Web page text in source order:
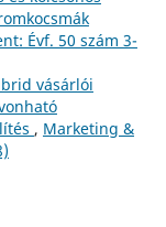
Évf. 50 szám 3-
vásárlói
, Marketing &